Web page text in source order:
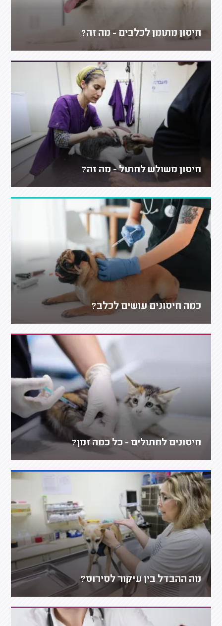
חיסון מתומן לכלבים - מה זה?
חיסון משולש לחתול - מה זה?
כמה חיסונים עושים לכלב?
חיסונים לחתולים - כל כמה זמן?
מה ההבדל בין עיקור לסירוס?